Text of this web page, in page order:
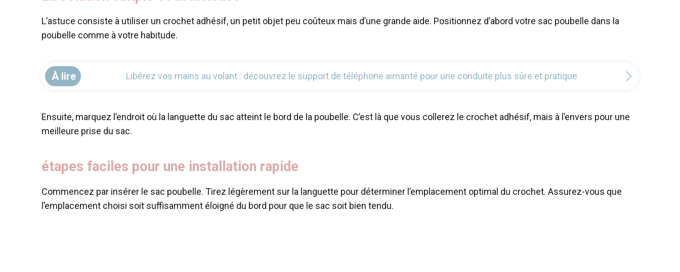
L’astuce consiste à utiliser un crochet adhésif, un petit objet peu coûteux mais d’une grande aide. Positionnez d’abord votre sac poubelle dans la
poubelle comme à votre habitude.
À lire Libérez vos mains au volant : découvrez le support de téléphone aimanté pour une conduite plus sûre et pratique
Ensuite, marquez l’endroit où la languette du sac atteint le bord de la poubelle. C’est là que vous collerez le crochet adhésif, mais à l’envers pour une
meilleure prise du sac.
étapes faciles pour une installation rapide
Commencez par insérer le sac poubelle. Tirez légèrement sur la languette pour déterminer l’emplacement optimal du crochet. Assurez-vous que
l’emplacement choisi soit suffisamment éloigné du bord pour que le sac soit bien tendu.